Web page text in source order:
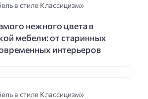
в стиле Классицизм»
нежного цвета в
мебели: от старинных
интерьеров
в стиле Классицизм»